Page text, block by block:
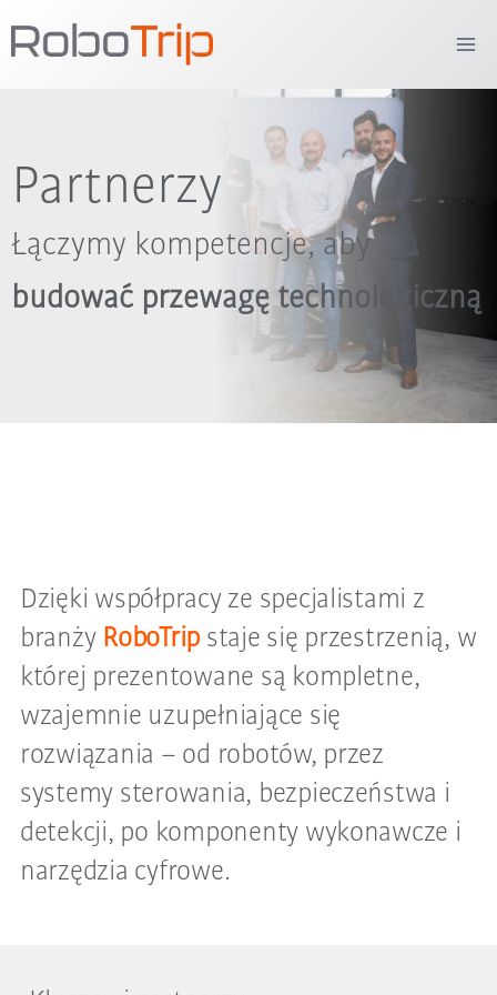
do
Partnerzy
Łączymy kompetencje, aby
budować przewagę technologiczną
Dzięki współpracy ze specjalistami z
branżyRoboTripstaje się przestrzenią, w
której prezentowane są kompletne,
wzajemnie uzupełniające się
rozwiązania – od robotów, przez
systemy sterowania, bezpieczeństwa i
detekcji, po komponenty wykonawcze i
narzędzia cyfrowe.